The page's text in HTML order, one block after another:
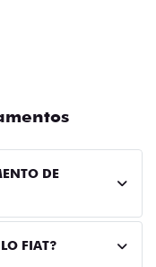
DE
FIAT?